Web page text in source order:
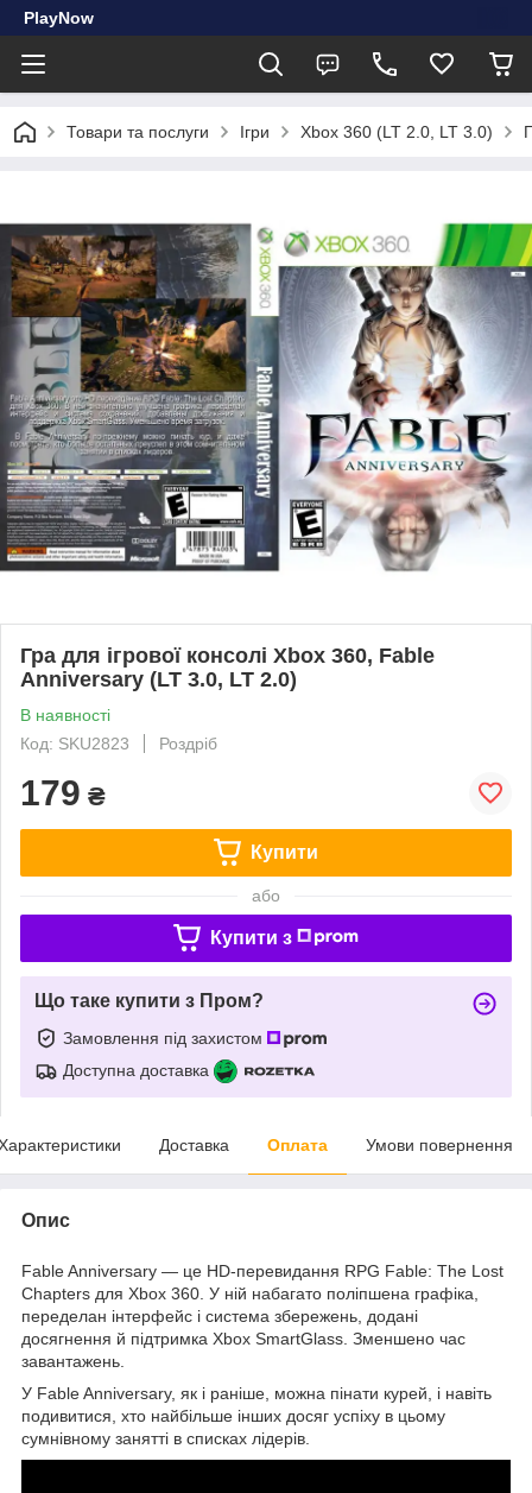
PlayNow
Товари та послуги Ігри Xbox 360 (LT 2.0, LT 3.0)
Гра для ігрової консолі Xbox 360, Fable
Anniversary (LT 3.0, LT 2.0)
В наявності
Код: SKU2823
Роздріб
179 ₴
Купити
або
Купити з
Що таке купити з Пром?
Замовлення під захистом
Доступна доставка
Доставка Оплата Умови повернення
Опис
Fable Anniversary — це HD-перевидання RPG Fable: The Lost
Chapters для Xbox 360. У ній набагато поліпшена графіка,
переделан інтерфейс і система збережень, додані
досягнення й підтримка Xbox SmartGlass. Зменшено час
завантажень.
У Fable Anniversary, як і раніше, можна пінати курей, і навіть
подивитися, хто найбільше інших досяг успіху в цьому
сумнівному занятті в списках лідерів.